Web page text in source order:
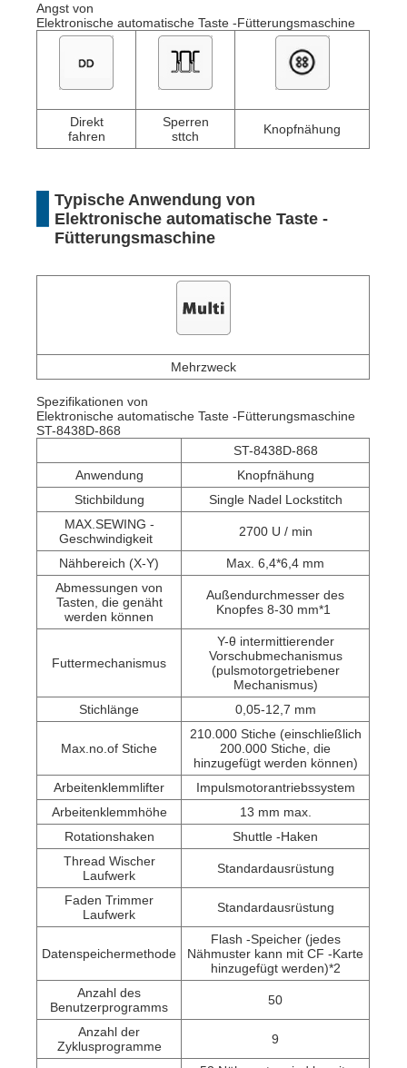
Angstvon
Elektronische automatische Taste -Fütterungsmaschine
Direkt
fahren
Sperren
sttch
Knopfnähung
Typische Anwendungvon
Elektronische automatische Taste -
Fütterungsmaschine
Mehrzweck
Spezifikationenvon
Elektronische automatische Taste -Fütterungsmaschine
ST-8438D-868
ST-8438D-868
Anwendung
Knopfnähung
Stichbildung
Single Nadel Lockstitch
MAX.SEWING -
Geschwindigkeit
2700 U / min
Nähbereich (X-Y)
Max. 6,4*6,4 mm
Abmessungen von
Tasten, die genäht
werden können
Außendurchmesser des
Knopfes 8-30 mm*1
Futtermechanismus
Y-θ intermittierender
Vorschubmechanismus
(pulsmotorgetriebener
Mechanismus)
Stichlänge
0,05-12,7 mm
Max.no.of Stiche
210.000 Stiche (einschließlich
200.000 Stiche, die
hinzugefügt werden können)
Arbeitenklemmlifter
Impulsmotorantriebssystem
Arbeitenklemmhöhe
13 mm max.
Rotationshaken
Shuttle -Haken
Thread Wischer
Laufwerk
Standardausrüstung
Faden Trimmer
Laufwerk
Standardausrüstung
Datenspeichermethode
Flash -Speicher (jedes
Nähmuster kann mit CF -Karte
hinzugefügt werden)*2
Anzahl des
Benutzerprogramms
50
Anzahl der
Zyklusprogramme
9